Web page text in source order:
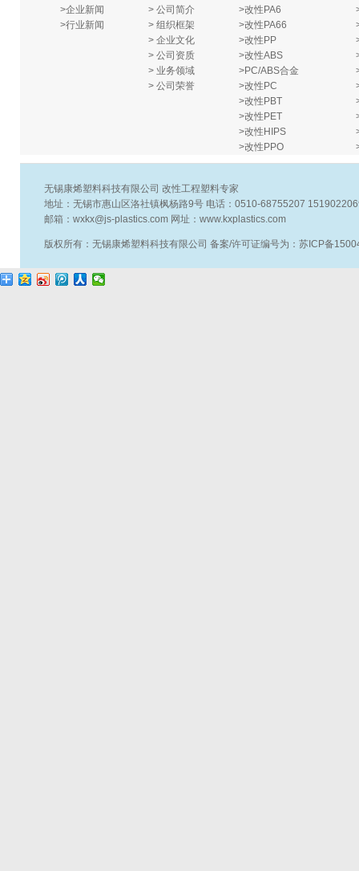
>企业新闻
>行业新闻
> 公司简介
> 组织框架
> 企业文化
> 公司资质
> 业务领域
> 公司荣誉
>改性PA6
>改性PA66
>改性PP
>改性ABS
>PC/ABS合金
>改性PC
>改性PBT
>改性PET
>改性HIPS
>改性PPO
无锡康烯塑料科技有限公司 改性工程塑料专家
地址：无锡市惠山区洛社镇枫杨路9号 电话：0510-68755207
邮箱：wxkx@js-plastics.com 网址：www.kxplastics.com
版权所有：无锡康烯塑料科技有限公司 备案/许可证编号为：苏ICP备